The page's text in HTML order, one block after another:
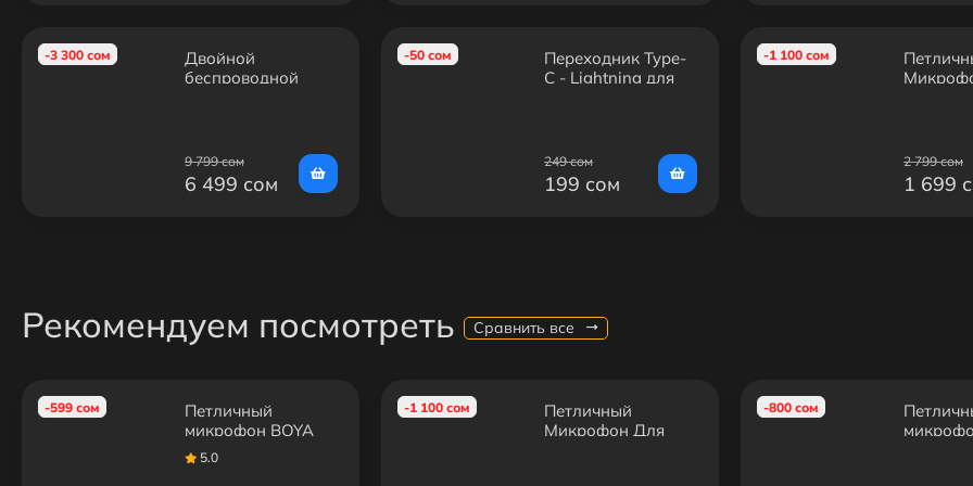
-3 300 сом
Двойной
беспроводной
9 799 сом
6 499 сом
-50 сом
Переходник Type-
C - Lightning для
249 сом
199 сом
-1 100 сом
2 799 сом
1 699
Рекомендуем посмотреть Сравнить все
-599 сом
Петличный
микрофон BOYA
M1 (6М)
5.0
-1 100 сом
Петличный
Микрофон Для
-800 сом